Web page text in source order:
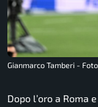
Gianmarco Tamberi -
Dopo l’oro a Roma